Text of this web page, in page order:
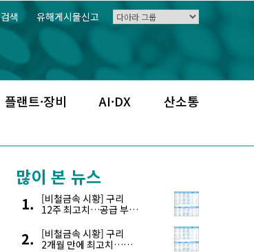
검색 유해게시물신고
플랜트·장비 AI·DX 산소통
많이 본 뉴스
[비철금속 시황] 구리
12주 최고치…공급 부족
[비철금속 시황] 구리
2개월 만에 최고치…